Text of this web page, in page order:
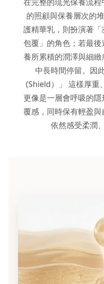
的照顧與保養層次的
護精華乳，則扮演著
包覆」的角色；若最
養所累積的潤澤與細
中長時間停留。因
(Shield）」 這樣厚重
更像是一層會呼吸的
覆感，同時保有輕盈
依然感受柔潤